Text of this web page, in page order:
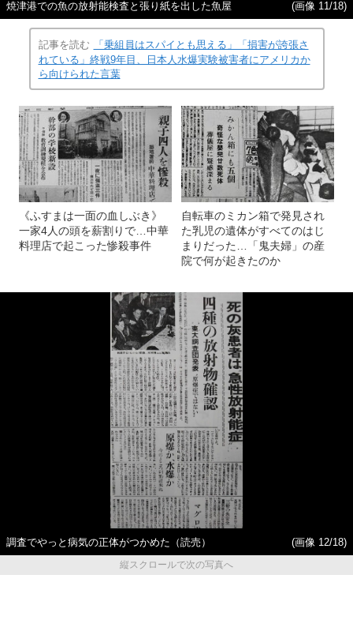
焼津港での魚の放射能検査と張り紙を出した魚屋 (画像 11/18)
記事を読む
「乗組員はスパイとも思える」「損害が誇張さ
れている」終戦9年目、日本人水爆実験被害者にアメリカか
ら向けられた言葉
《ふすまは一面の血しぶき》
一家4人の頭を薪割りで…中華
料理店で起こった惨殺事件
自転車のミカン箱で発見され
た乳児の遺体がすべてのはじ
まりだった…「鬼夫婦」の産
院で何が起きたのか
調査でやっと病気の正体がつかめた（読売）
(画像 12/18)
縦スクロールで次の写真へ